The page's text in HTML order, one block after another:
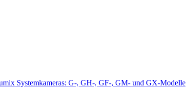
Systemkameras: G-, GH-, GF-, GM- und GX-Modelle